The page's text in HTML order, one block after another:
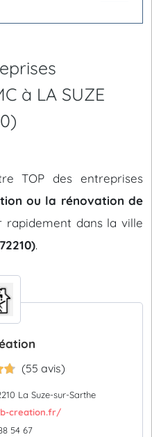
à LA SUZE
TOP des entreprises
ou la rénovation de
rapidement dans la ville
.
(55 avis)
La Suze-sur-Sarthe
creation.fr/
54 67